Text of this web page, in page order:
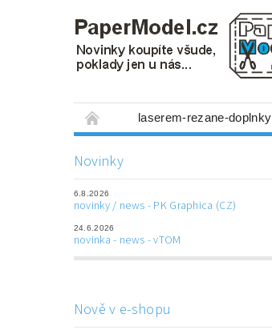
laserem-rezane-doplnky
laserem řezané doplňky
Napište nám
Novinky
6.8.2026
novinky / news - PK Graphica (CZ)
24.6.2026
novinka - news - vTOM
Nově v e-shopu